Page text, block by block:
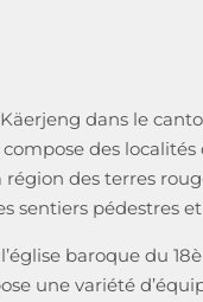
dans le
des
des terres
sentiers pédestres
baroque du
une variété